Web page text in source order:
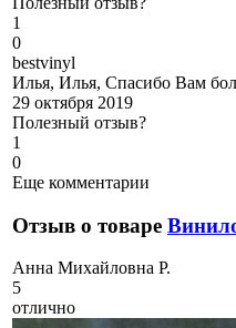
1
0
bestvinyl
Илья, Илья, Спасибо Вам
29 октября 2019
Полезный отзыв?
1
0
Еще комментарии
Отзыв о товаре
Анна Михайловна Р.
5
отлично